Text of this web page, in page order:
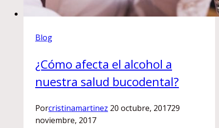
Blog
¿Cómo afecta el alcohol a
nuestra salud bucodental?
Porcristinamartinez 20 octubre, 201729
noviembre, 2017